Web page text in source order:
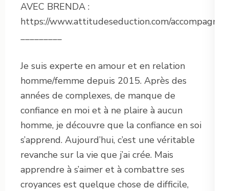
AVEC BRENDA :
https://www.attitudeseduction.com/
_________
Je suis experte en amour et en relation
homme/femme depuis 2015. Après des
années de complexes, de manque de
confiance en moi et à ne plaire à aucun
homme, je découvre que la confiance en soi
s’apprend. Aujourd’hui, c’est une véritable
revanche sur la vie que j’ai crée. Mais
apprendre à s’aimer et à combattre ses
croyances est quelque chose de difficile,